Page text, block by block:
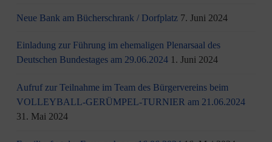
Neue Bank am Bücherschrank / Dorfplatz 7. Juni 2024
Einladung zur Führung im ehemaligen Plenarsaal des
Deutschen Bundestages am 29.06.2024 1. Juni 2024
Aufruf zur Teilnahme im Team des Bürgervereins beim
VOLLEYBALL-GERÜMPEL-TURNIER am 21.06.2024
31. Mai 2024